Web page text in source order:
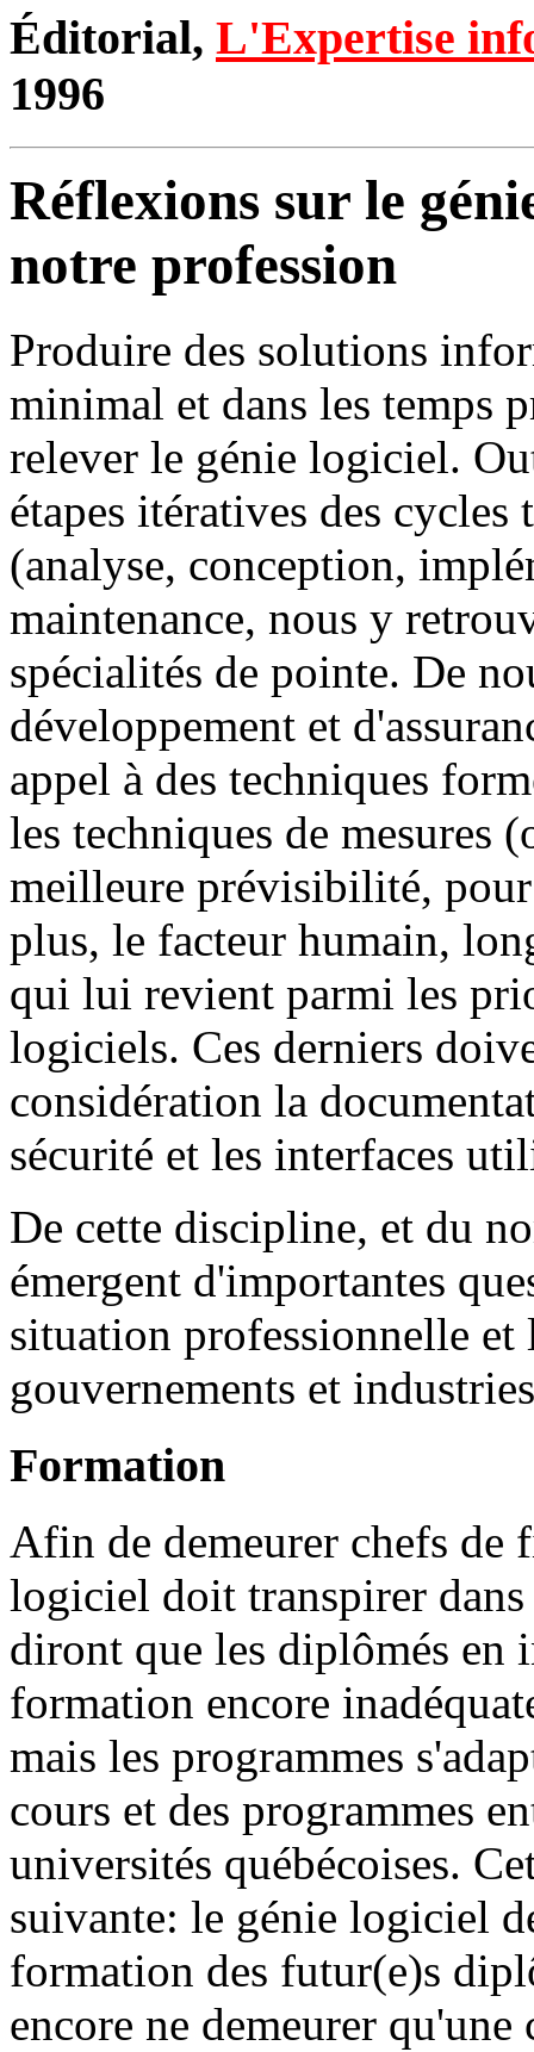
Éditorial, L'Expertise
1996
Réflexions sur le
notre profession
Produire des solutions
minimal et dans les temps
relever le génie logiciel.
étapes itératives des
(analyse, conception,
maintenance, nous y
spécialités de pointe. De
développement et
appel à des techniques
les techniques de mesures
meilleure prévisibilité,
plus, le facteur humain,
qui lui revient parmi les
logiciels. Ces derniers
considération la
sécurité et les interfaces
De cette discipline, et du
émergent d'importantes
situation professionnelle
gouvernements et
Formation
Afin de demeurer chefs de
logiciel doit transpirer
diront que les diplômés en
formation encore
mais les programmes
cours et des programmes
universités québécoises.
suivante: le génie logiciel
formation des futur(e)s
encore ne demeurer